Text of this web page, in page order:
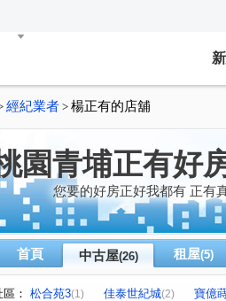
經紀業者 > 楊正有的店舖
園青埔正有好
您要的好房正好我都有 正有
首頁 中古屋(26) 租屋(5)
區： 松合苑3(1) 佳泰世紀城(2) 寶億